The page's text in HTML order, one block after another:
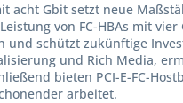
acht Gbit setzt neue
von FC-HBAs mit
schützt zukünftige
und Rich Media,
bieten PCI-E-FC-
arbeitet.